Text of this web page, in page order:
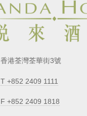
香港荃灣荃華街3號
T +852 2409 1111
F +852 2409 1818